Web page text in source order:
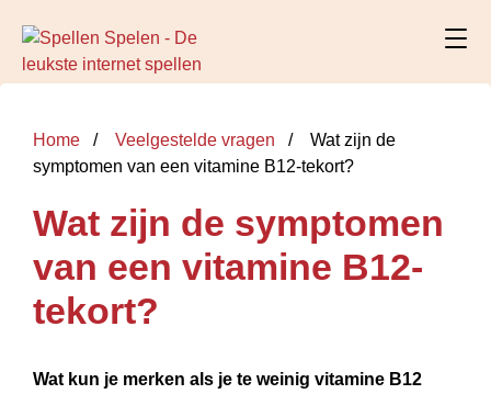
Home Veelgestelde vragen
Wat zijn de
symptomen van een vitamine B12-tekort?
Wat zijn de symptomen
van een vitamine B12-
tekort?
Wat kun je merken als je te weinig vitamine B12